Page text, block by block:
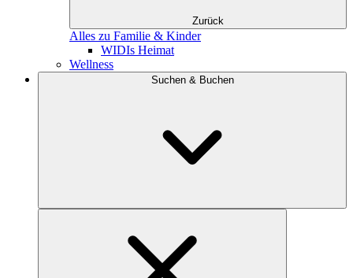
Zurück
Alles zu Familie & Kinder
WIDIs Heimat
Wellness
Suchen & Buchen